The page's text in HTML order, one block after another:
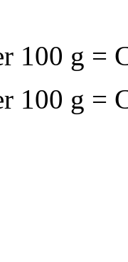
100 g =
100 g =